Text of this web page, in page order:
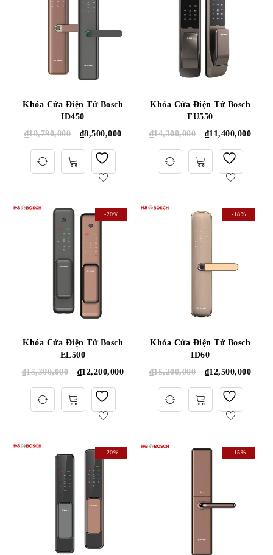
Khóa Cửa Điện Tử Bosch
ID450
₫10,790,000 ₫8,500,000
Khóa Cửa Điện Tử Bosch
FU550
₫14,300,000 ₫11,400,000
-20%
Khóa Cửa Điện Tử Bosch
EL500
₫15,300,000 ₫12,200,000
-18%
Khóa Cửa Điện Tử Bosch
ID60
₫15,200,000 ₫12,500,000
-20% -15%